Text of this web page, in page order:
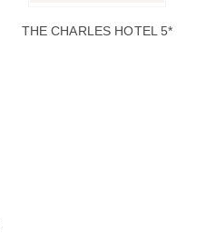
THE CHARLES HOTEL 5*